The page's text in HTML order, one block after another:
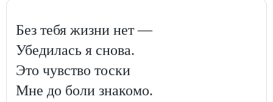
Без тебя жизни нет —
Убедилась я снова.
Это чувство тоски
Мне до боли знакомо.